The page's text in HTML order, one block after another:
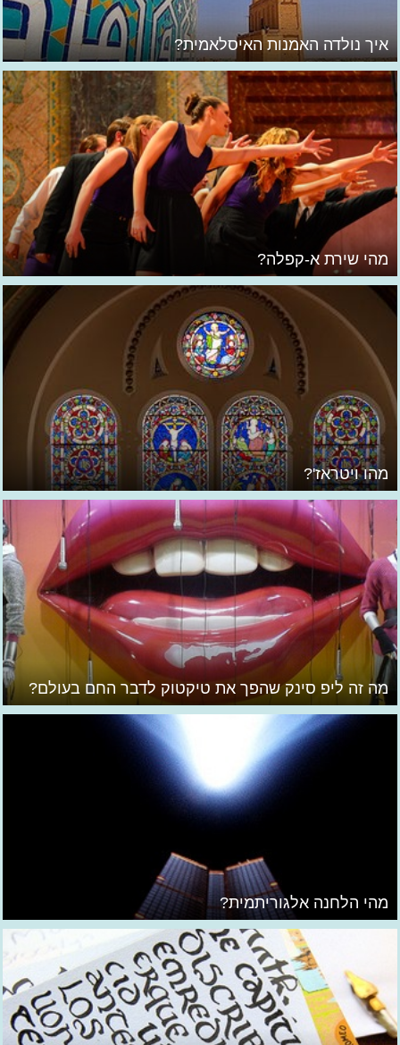
איך נולדה האמנות האיסלאמית?
מהי שירת א-קפלה?
מהו ויטראז'?
מה זה ליפ סינק שהפך את טיקטוק לדבר החם בעולם?
מהי הלחנה אלגוריתמית?